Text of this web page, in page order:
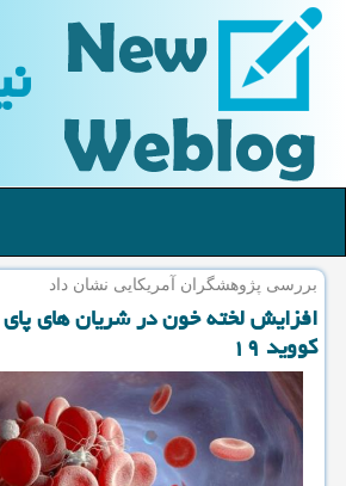
بررسی پژوهشگران آمریكایی نشان داد
افزایش لخته خون در شریان های پای
كووید ۱۹